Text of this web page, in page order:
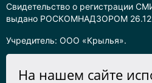
Свидетельство о регистрации
выдано РОСКОМНАДЗОРОМ
Учредитель: ООО «Крылья».
На нашем сайте